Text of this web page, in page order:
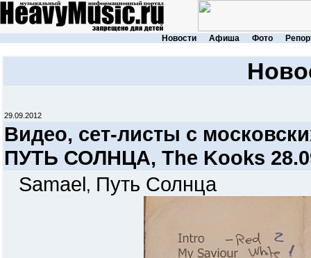
Новости Афиша Фото
29.09.2012
Видео, сет-листы c
ПУТЬ СОЛНЦА, The Kooks
Samael, Путь Солнца